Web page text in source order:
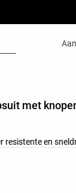
met
resistente en